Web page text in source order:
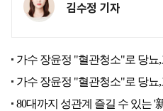
김수정 기자